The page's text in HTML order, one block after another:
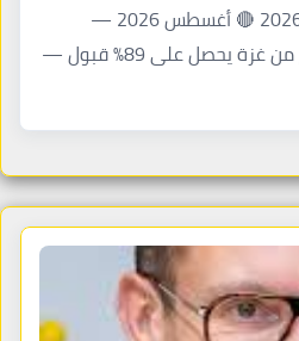
نشرة المدار — أغسطس 2026 🔴 أغسطس 2026 —
بلجيكا: الفلسطيني القادم من غزة يحصل على 89% قبول —